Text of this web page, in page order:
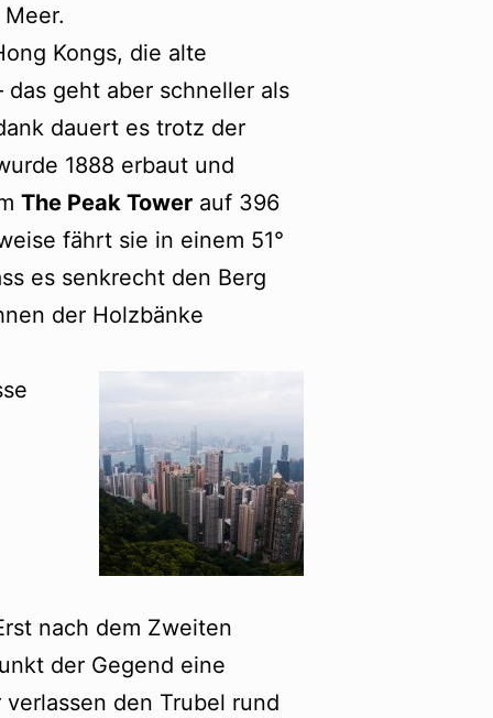
Kongs, die alte
geht aber schneller als
dauert es trotz der
1888 erbaut und
The Peak Tower auf 396
fährt sie in einem 51°
es senkrecht den Berg
der Holzbänke
nach dem Zweiten
der Gegend eine
den Trubel rund